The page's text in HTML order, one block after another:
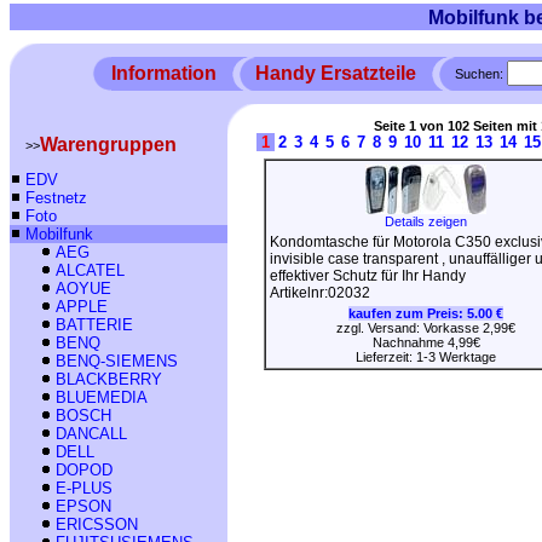
Mobilfunk
Information Handy Ersatzteile Suchen:
>>Warengruppen
EDV
Festnetz
Foto
Mobilfunk
AEG
ALCATEL
AOYUE
APPLE
BATTERIE
BENQ
BENQ-SIEMENS
BLACKBERRY
BLUEMEDIA
BOSCH
DANCALL
DELL
DOPOD
E-PLUS
EPSON
ERICSSON
Seite 1 von 102 Seiten mit
1 2 3 4 5 6 7 8 9 10 11 12 13 14 15
Details zeigen
Kondomtasche für Motorola C350
invisible case transparent , unauffälliger
effektiver Schutz für Ihr Handy
Artikelnr:02032
kaufen zum Preis: 5.00 €
zzgl. Versand: Vorkasse 2,99€
Nachnahme 4,99€
Lieferzeit: 1-3 Werktage